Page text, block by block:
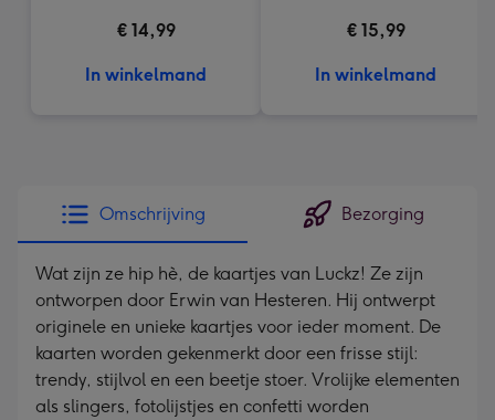
€ 14,99
In winkelmand
€ 15,99
In winkelmand
Omschrijving Bezorging
Wat zijn ze hip hè, de kaartjes van Luckz! Ze zijn
ontworpen door Erwin van Hesteren. Hij ontwerpt
originele en unieke kaartjes voor ieder moment. De
kaarten worden gekenmerkt door een frisse stijl:
trendy, stijlvol en een beetje stoer. Vrolijke elementen
als slingers, fotolijstjes en confetti worden